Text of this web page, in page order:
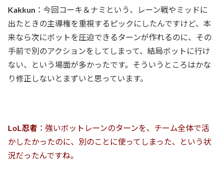
Kakkun ：今回コーキ＆ナミという、レーン戦やミッドに
出たときの主導権を重視するピックにしたんですけど、本
来なら次にボットを圧迫できるターンが作れるのに、その
手前で別のアクションをしてしまって、結局ボットに行け
ない、という場面が多かったです。そういうところはかな
り修正しないとまずいと思っています。
LoL忍者 ：強いボットレーンのターンを、チーム全体で活
かしたかったのに、別のことに使ってしまった、という状
況だったんですね。